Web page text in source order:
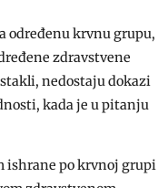
određenu krvnu grupu,
zdravstvene
nedostaju dokazi
kada je u pitanju
ishrane po krvnoj grupi